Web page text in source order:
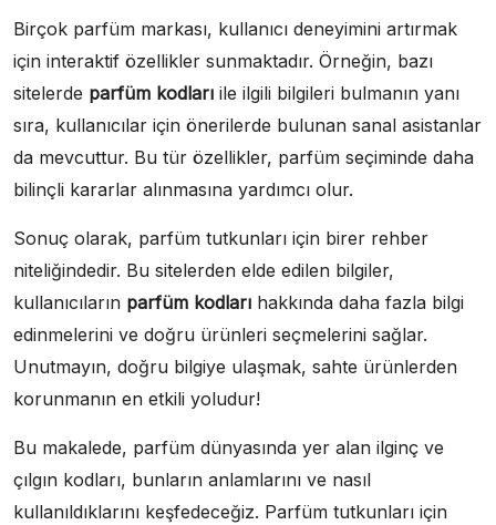
Birçok parfüm markası, kullanıcı deneyimini artırmak
için interaktif özellikler sunmaktadır. Örneğin, bazı
sitelerde parfüm kodları ile ilgili bilgileri bulmanın yanı
sıra, kullanıcılar için önerilerde bulunan sanal asistanlar
da mevcuttur. Bu tür özellikler, parfüm seçiminde daha
bilinçli kararlar alınmasına yardımcı olur.
Sonuç olarak, parfüm tutkunları için birer rehber
niteliğindedir. Bu sitelerden elde edilen bilgiler,
kullanıcıların parfüm kodları hakkında daha fazla bilgi
edinmelerini ve doğru ürünleri seçmelerini sağlar.
Unutmayın, doğru bilgiye ulaşmak, sahte ürünlerden
korunmanın en etkili yoludur!
Bu makalede, parfüm dünyasında yer alan ilginç ve
çılgın kodları, bunların anlamlarını ve nasıl
kullanıldıklarını keşfedeceğiz. Parfüm tutkunları için